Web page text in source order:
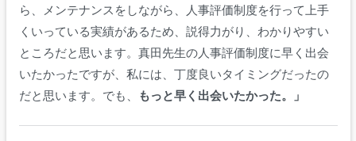
ら、メンテナンスをしながら、人事評価制度を行って上手
くいっている実績があるため、説得力がり、わかりやすい
ところだと思います。真田先生の人事評価制度に早く出会
いたかったですが、私には、丁度良いタイミングだったの
だと思います。でも、
もっと早く出会いたかった。」